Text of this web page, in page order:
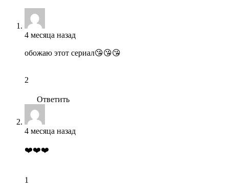
4 месяца назад
обожаю этот сериал😘😘😘
2
Ответить
4 месяца назад
❤️❤️❤️
1